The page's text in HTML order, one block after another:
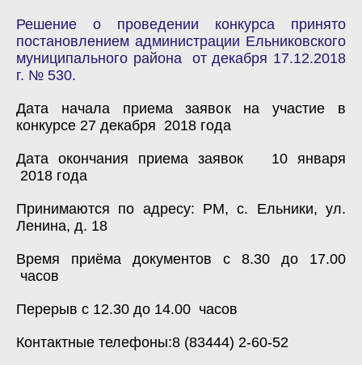
Решение о проведении конкурса принято
постановлением администрации Ельниковского
муниципального района от декабря 17.12.2018
г. № 530.
Дата начала приема заявок на участие в
конкурсе 27 декабря 2018 года
Дата окончания приема заявок 10 января
2018 года
Принимаются по адресу: РМ, с. Ельники, ул.
Ленина, д. 18
Время приёма документов с 8.30 до 17.00
часов
Перерыв с 12.30 до 14.00 часов
Контактные телефоны:8 (83444) 2-60-52